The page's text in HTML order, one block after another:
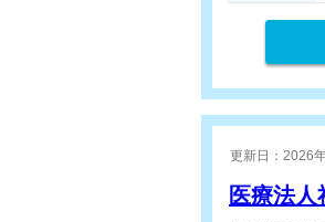
更新日：2026
医療法